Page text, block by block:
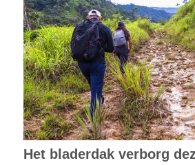
Het bladerdak verborg